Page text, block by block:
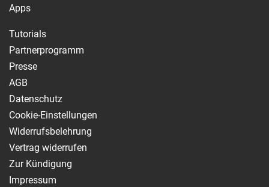
Apps
Tutorials
Partnerprogramm
Presse
AGB
Datenschutz
Cookie-Einstellungen
Widerrufsbelehrung
Vertrag widerrufen
Zur Kündigung
Impressum